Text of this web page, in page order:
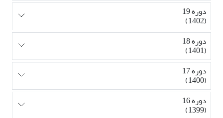
دوره 19
(1402)
دوره 18
(1401)
دوره 17
(1400)
دوره 16
(1399)